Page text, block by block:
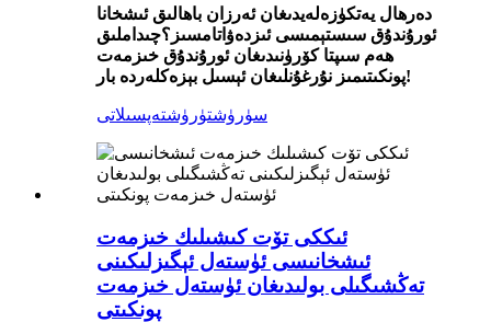
دەرھال يەتكۈزەلەيدىغان ئەرزان باھالىق ئىشخانا
ئورۇندۇق سىستېمىسى ئىزدەۋاتامسىز؟چىداملىق
ھەم سىپتا كۆرۈنىدىغان ئورۇندۇق خىزمەت
پونكىتىمىز نۇرغۇنلىغان ئېسىل بېزەكلەردە بار!
سۈرۈشتۈرۈشتەپسىلاتى
ئىككى تۆت كىشىلىك خىزمەت
ئىشخانىسى ئۈستەل ئېگىزلىكىنى
تەڭشىگىلى بولىدىغان ئۈستەل خىزمەت
پونكىتى